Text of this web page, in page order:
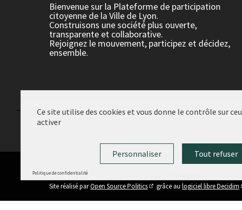
Bienvenue sur la Plateforme de participation
citoyenne de la Ville de Lyon.
Construisons une société plus ouverte,
transparente et collaborative.
Rejoignez le mouvement, participez et décidez,
ensemble.
(Lien externe)
Site réalisé parOpen Source Politics
(Lien externe)
grâce au logiciel libre Decidim
Ce site utilise des cookies et vous donne le contrôle sur
activer
Tout refuser
Personnaliser
Politique de confidentialité